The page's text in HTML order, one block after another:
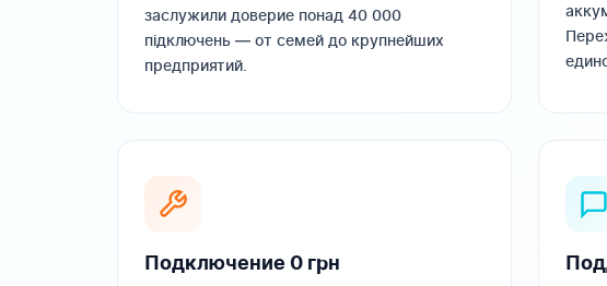
заслужили доверие понад 40 000
підключень — от семей до крупнейших
предприятий.
Подключение 0 грн